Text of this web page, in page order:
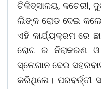
ଚିକିତ୍ସାଳୟ, କଚେରୀ,
ଲିଙ୍କ ରୋଡ ଦେଇ
ଏହି କାର୍ଯ୍ୟକ୍ରମ ରେ
ରୋଗ ର ନିରାକରଣ
ସ୍ଳୋଗାନ ଦେଇ
କରିଥିଲେ।